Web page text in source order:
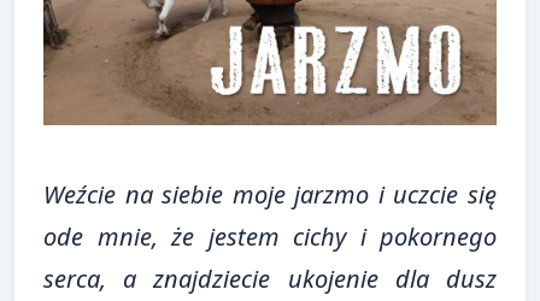
Weźcie na siebie moje jarzmo i uczcie się
ode mnie, że jestem cichy i pokornego
serca, a znajdziecie ukojenie dla dusz